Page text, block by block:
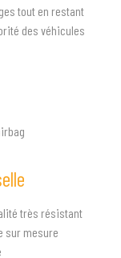
tout en restant
des véhicules
très résistant
sur mesure